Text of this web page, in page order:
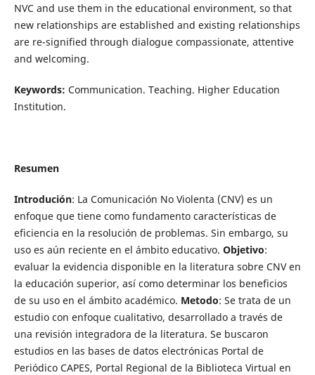
NVC and use them in the educational environment, so that
new relationships are established and existing relationships
are re-signified through dialogue compassionate, attentive
and welcoming.
Keywords: Communication. Teaching. Higher Education
Institution.
Resumen
Introdución: La Comunicación No Violenta (CNV) es un
enfoque que tiene como fundamento características de
eficiencia en la resolución de problemas. Sin embargo, su
uso es aún reciente en el ámbito educativo. Objetivo:
evaluar la evidencia disponible en la literatura sobre CNV en
la educación superior, así como determinar los beneficios
de su uso en el ámbito académico. Metodo: Se trata de un
estudio con enfoque cualitativo, desarrollado a través de
una revisión integradora de la literatura. Se buscaron
estudios en las bases de datos electrónicas Portal de
Periódico CAPES, Portal Regional de la Biblioteca Virtual en